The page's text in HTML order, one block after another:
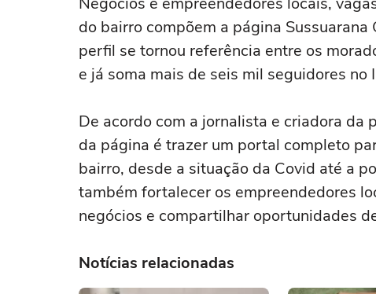
do bairro compõem a página
perfil se tornou referência entre os
e já soma mais de seis mil seguidores no
De acordo com a jornalista e criadora
da página é trazer um portal completo
bairro, desde a situação da Covid até a
também fortalecer os empreendedores
negócios e compartilhar oportunidades
Notícias relacionadas